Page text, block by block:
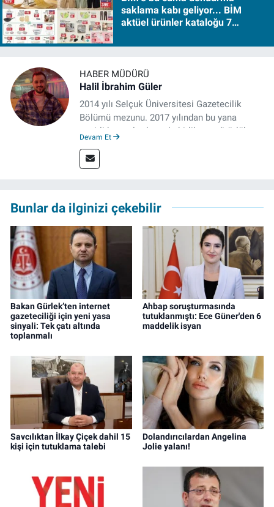
saklama kabı geliyor... BİM
aktüel ürünler kataloğu 7
HABER MÜDÜRÜ
Halil İbrahim Güler
2014 yılı Selçuk Üniversitesi Gazetecilik
Bölümü mezunu. 2017 yılından bu yana
çeşitli kurumlarda muhabirlik ve editörlük
müdürü olarak devam ediyor.
Devam Et
Bunlar da ilginizi çekebilir
Bakan Gürlek’ten internet
gazeteciliği için yeni yasa
sinyali: Tek çatı altında
toplanmalı
Ahbap soruşturmasında
tutuklanmıştı: Ece Güner'den 6
maddelik isyan
Savcılıktan İlkay Çiçek dahil 15
kişi için tutuklama talebi
Dolandırıcılardan Angelina
Jolie yalanı!